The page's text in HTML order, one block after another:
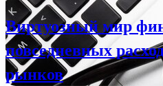
Виртуозный мир
повседневных
рынков